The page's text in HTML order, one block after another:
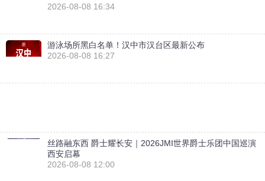
2026-08-08 16:34
游泳场所黑白名单！汉中市汉台区最新公布
2026-08-08 16:27
丝路融东西 爵士耀长安｜2026JMI世界爵士乐团中国巡演
西安启幕
2026-08-08 12:00